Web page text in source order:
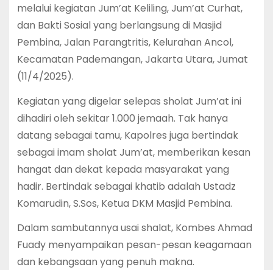
melalui kegiatan Jum’at Keliling, Jum’at Curhat,
dan Bakti Sosial yang berlangsung di Masjid
Pembina, Jalan Parangtritis, Kelurahan Ancol,
Kecamatan Pademangan, Jakarta Utara, Jumat
(11/4/2025).
Kegiatan yang digelar selepas sholat Jum’at ini
dihadiri oleh sekitar 1.000 jemaah. Tak hanya
datang sebagai tamu, Kapolres juga bertindak
sebagai imam sholat Jum’at, memberikan kesan
hangat dan dekat kepada masyarakat yang
hadir. Bertindak sebagai khatib adalah Ustadz
Komarudin, S.Sos, Ketua DKM Masjid Pembina.
Dalam sambutannya usai shalat, Kombes Ahmad
Fuady menyampaikan pesan-pesan keagamaan
dan kebangsaan yang penuh makna.